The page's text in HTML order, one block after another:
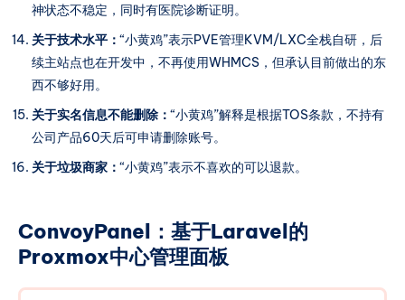
神状态不稳定，同时有医院诊断证明。
关于技术水平：“小黄鸡”表示PVE管理KVM/LXC全栈自研，后
续主站点也在开发中，不再使用WHMCS，但承认目前做出的东
西不够好用。
关于实名信息不能删除：“小黄鸡”解释是根据TOS条款，不持有
公司产品60天后可申请删除账号。
关于垃圾商家：“小黄鸡”表示不喜欢的可以退款。
ConvoyPanel：基于Laravel的
Proxmox中心管理面板